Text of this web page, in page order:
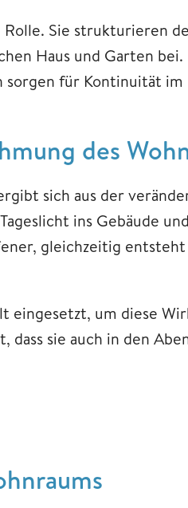
Sie strukturieren
Haus und Garten
für Kontinuität im
des
sich aus der
ins Gebäude
gleichzeitig
eingesetzt, um diese
sie auch in den